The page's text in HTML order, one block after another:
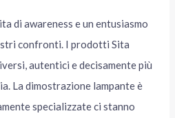
di awareness e un entusiasmo
confronti. I prodotti Sita
autentici e decisamente più
La dimostrazione lampante è
specializzate ci stanno